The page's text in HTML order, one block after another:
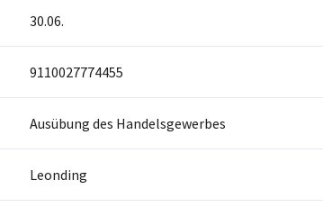
30.06.
9110027774455
Ausübung des Handelsgewerbes
Leonding